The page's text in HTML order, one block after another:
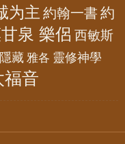
为主 約翰一書 約
泉 樂侶 西敏斯
隱藏 雅各 靈修神學
福音